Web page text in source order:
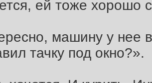
ей тоже хорошо
машину у нее
тачку под окно?».